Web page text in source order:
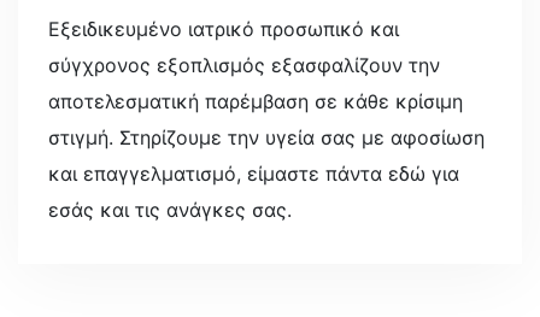
Εξειδικευμένο ιατρικό προσωπικό και
σύγχρονος εξοπλισμός εξασφαλίζουν την
αποτελεσματική παρέμβαση σε κάθε κρίσιμη
στιγμή. Στηρίζουμε την υγεία σας με αφοσίωση
και επαγγελματισμό, είμαστε πάντα εδώ για
εσάς και τις ανάγκες σας.